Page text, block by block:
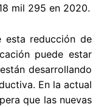
mil 295 en 2020.
esta reducción de
puede estar
desarrollando
En la actual
que las nuevas